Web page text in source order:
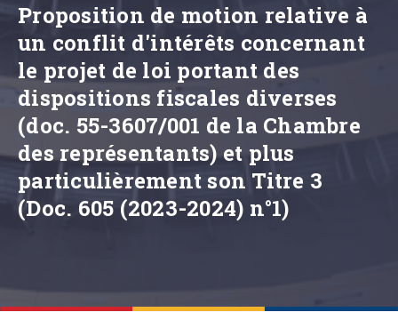
Proposition de motion relative à
un conflit d'intérêts concernant
le projet de loi portant des
dispositions fiscales diverses
(doc. 55-3607/001 de la Chambre
des représentants) et plus
particulièrement son Titre 3
(Doc. 605 (2023-2024) n°1)